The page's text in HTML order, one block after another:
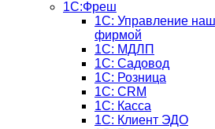
1С:Фреш
1С: Управление
фирмой
1С: МДЛП
1С: Садовод
1С: Розница
1C: CRM
1C: Касса
1С: Клиент ЭДО